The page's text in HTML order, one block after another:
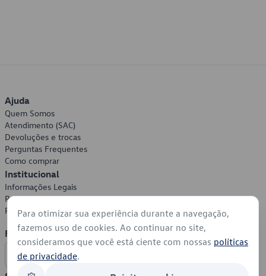
Ajuda
Quem Somos
Atendimento (SAC)
Devoluções e trocas
Perguntas Frequentes
Como comprar
Institucional
Informações Legais
Política de Privacidade
Política de Cookies
Formas de Pagamento
Para otimizar sua experiência durante a navegação,
fazemos uso de cookies. Ao continuar no site,
consideramos que você está ciente com nossas políticas
de privacidade.